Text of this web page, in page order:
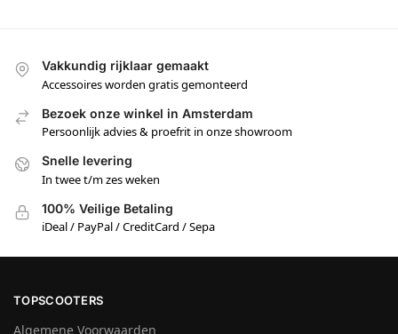
Vakkundig rijklaar gemaakt
Accessoires worden gratis gemonteerd
Bezoek onze winkel in Amsterdam
Persoonlijk advies & proefrit in onze showroom
Snelle levering
In twee t/m zes weken
100% Veilige Betaling
iDeal / PayPal / CreditCard / Sepa
TOPSCOOTERS
Algemene Voorwaarden